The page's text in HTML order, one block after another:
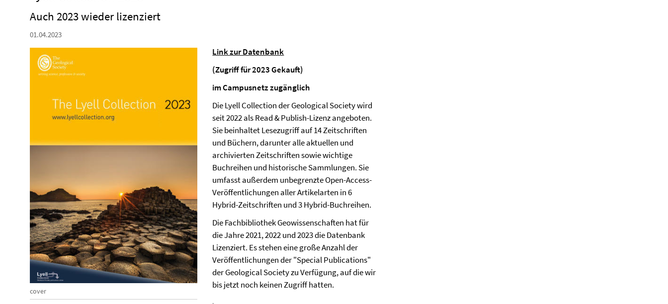
Auch 2023 wieder lizenziert
01.04.2023
cover
Link zur Datenbank
(Zugriff für 2023 Gekauft)
im Campusnetz zugänglich
Die Lyell Collection der Geological Society wird
seit 2022 als Read & Publish-Lizenz angeboten.
Sie beinhaltet Lesezugriff auf 14 Zeitschriften
und Büchern, darunter alle aktuellen und
archivierten Zeitschriften sowie wichtige
Buchreihen und historische Sammlungen. Sie
umfasst außerdem unbegrenzte Open-Access-
Veröffentlichungen aller Artikelarten in 6
Hybrid-Zeitschriften und 3 Hybrid-Buchreihen.
Die Fachbibliothek Geowissenschaften hat für
die Jahre 2021, 2022 und 2023 die Datenbank
Lizenziert. Es stehen eine große Anzahl der
Veröffentlichungen der "Special Publications"
der Geological Society zu Verfügung, auf die wir
bis jetzt noch keinen Zugriff hatten.
.